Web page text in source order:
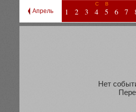
Апрель 1 2 3
С
4
В
5 6 7
Нет